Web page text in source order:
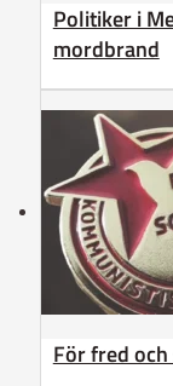
Politiker i
mordbrand
För fred